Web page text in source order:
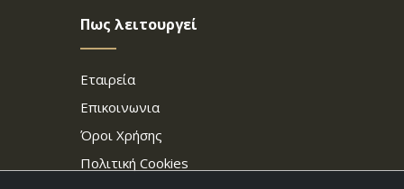
Πως λειτουργεί
Εταιρεία
Επικοινωνια
Όροι Χρήσης
Πολιτική Cookies